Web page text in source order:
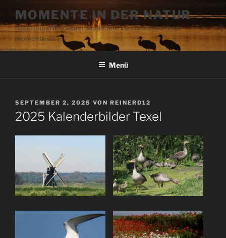
Inhalt
springen
MOMENTE IN DER NATUR
Naturfotografie Vögel Säugetiere Landschaften natur-
momente.de
Menü
VERÖFFENTLICHT
AM
SEPTEMBER 2, 2025 VON REINERD12
2025 Kalenderbilder Texel